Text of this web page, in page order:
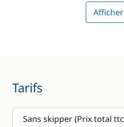
Afficher
Tarifs